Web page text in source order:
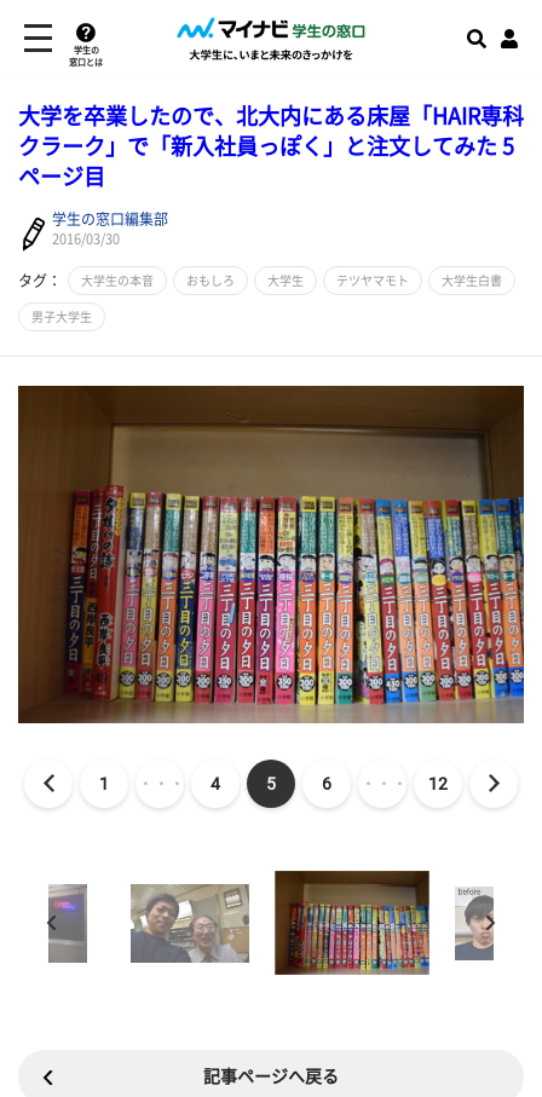
学生の
窓口とは
大学を卒業したので、北大内にある床屋「HAIR専科
クラーク」で「新入社員っぽく」と注文してみた 5
ページ目
学生の窓口編集部
2016/03/30
タグ： 大学生の本音 おもしろ 大学生 テツヤマモト 大学生白書
男子大学生
1 ・・・ 4 5 6 ・・・ 12
記事ページへ戻る